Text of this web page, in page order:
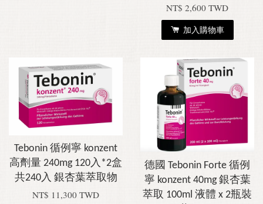
NT$ 2,600 TWD
加入購物車
Tebonin 循例寧 konzent
高劑量 240mg 120入*2盒
共240入 銀杏葉萃取物
NT$ 11,300 TWD
德國 Tebonin Forte 循例
寧 konzent 40mg 銀杏葉
萃取 100ml 液體 x 2瓶裝